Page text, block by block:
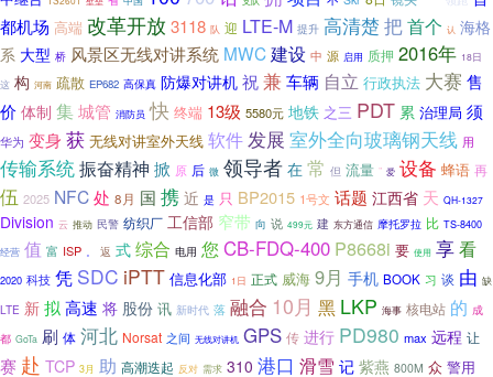
都机场 高端 改革开放 3118 队 迎 LTE-M 提升 高清楚 把首个 认 海格
系 大型 桥 风景区无线对讲系统 MWC建设 中 源 启用 质押 2016年 18日
这 构 河南 疏散 EP682 高保真 防爆对讲机 祝兼 车辆 自立 行政执法 大赛 售
价 体制 集城管 消防员 快 终端 13级 5580元 地铁 之三 PDT 累 治理局 须
华为 变身 获 无线对讲室外天线 软件发展 室外全向玻璃钢天线 用
传输系统振奋精神 掀 原 后 微 领导者 在 常 但 流量 ” 爱 设备 蜂语 再
伍 2025 NFC处 8月 国 携 近 是 只 BP2015 1号文 话题 江西省 天 QH-1327
Division 云 推动 民警 纺织厂 工信部 窄带 向 说 499元 建 东方通信 摩托罗拉 比 TS-8400
经营 值 富 ISP 返 式 综合 电用 您 CB-FDQ-400 P8668i 要 使用 享看
2020 科技 凭 SDC iPTT 信息化部 1日 正式 威海 9月 手机 BOOK 习 谈 由 缺
LTE 新 拟 高速 将 股份 讯 新时代 落 融合 10月 黑 LKP 海事 核电站 的 成
都 GoTa 刷 体 河北 Norsat 之间 无线对讲机 GPS 传 进行 PD980 max 远程 让
赛 赴 TCP 3月 助 高潮迭起 反对 需求 310 港口 滑雪 记 紫燕 800M 众 警用